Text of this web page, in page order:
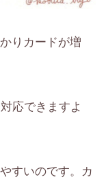
りカードが増
応できますよ
すいのです。カ